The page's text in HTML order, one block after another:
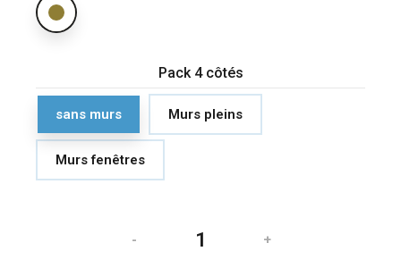
Pack 4 côtés
sans murs Murs pleins
Murs fenêtres
- +